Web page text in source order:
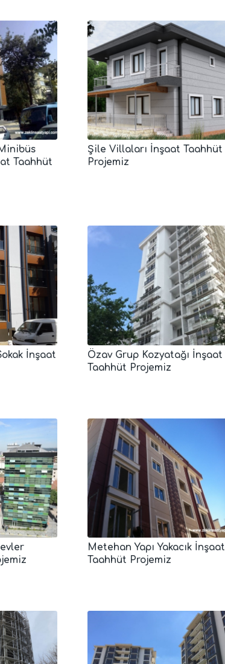
Taahhüt
Şile Villaları İnşaat Taahhüt
Projemiz
İnşaat
Özav Grup Kozyatağı İnşaat
Taahhüt Projemiz
Metehan Yapı Yakacık İnşaat
Taahhüt Projemiz